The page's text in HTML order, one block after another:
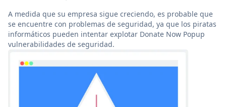
A medida que su empresa sigue creciendo, es probable que
se encuentre con problemas de seguridad, ya que los piratas
informáticos pueden intentar explotar Donate Now Popup
vulnerabilidades de seguridad.